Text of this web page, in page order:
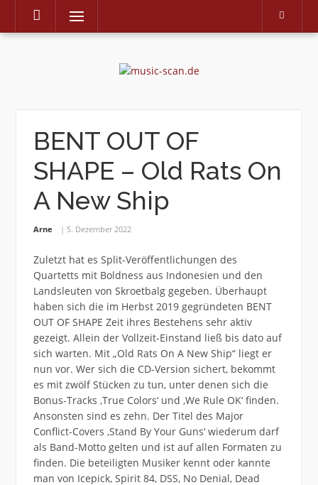
Skip
Menu
BENT OUT OF
SHAPE – Old Rats On
A New Ship
Arne 5. Dezember 2022
Zuletzt hat es Split-Veröffentlichungen des
Quartetts mit Boldness aus Indonesien und den
Landsleuten von Skroetbalg gegeben. Überhaupt
haben sich die im Herbst 2019 gegründeten BENT
OUT OF SHAPE Zeit ihres Bestehens sehr aktiv
gezeigt. Allein der Vollzeit-Einstand ließ bis dato auf
sich warten. Mit „Old Rats On A New Ship“ liegt er
nun vor. Wer sich die CD-Version sichert, bekommt
es mit zwölf Stücken zu tun, unter denen sich die
Bonus-Tracks ,True Colors‘ und ,We Rule OK‘ finden.
Ansonsten sind es zehn. Der Titel des Major
Conflict-Covers ,Stand By Your Guns‘ wiederum darf
als Band-Motto gelten und ist auf allen Formaten zu
finden. Die beteiligten Musiker kennt oder kannte
man von Icepick, Spirit 84, DSS, No Denial, Dead